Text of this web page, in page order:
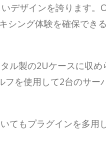
デザインを誇ります。
シング体験を確保でき
ル製の2Uケースに収め
を使用して2台のサー
てもプラグインを多用